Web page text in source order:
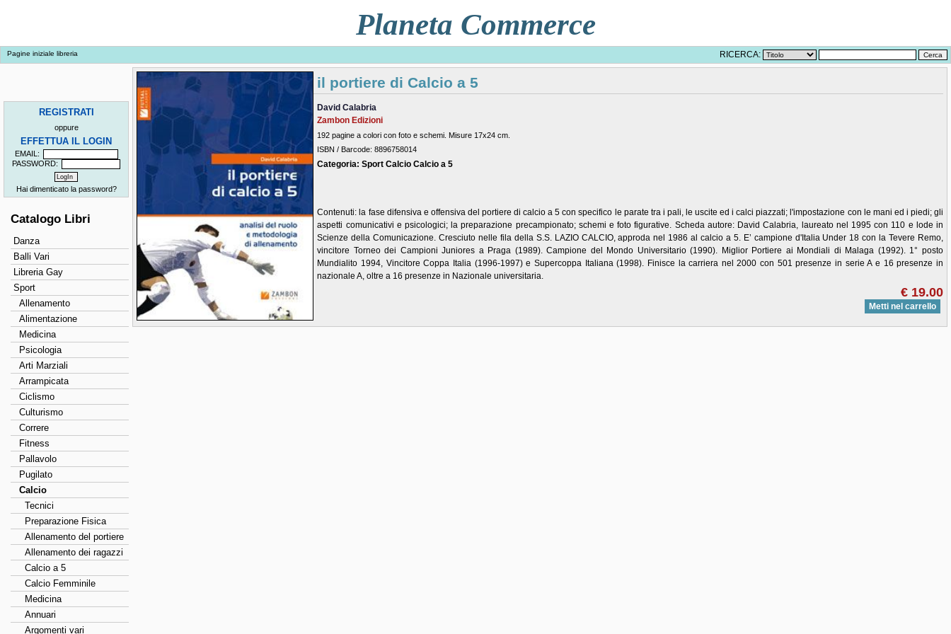
Planeta Commerce
Pagine iniziale libreria RICERCA:
il portiere di Calcio a 5
David Calabria
Zambon Edizioni
192 pagine a colori con foto e schemi. Misure 17x24 cm.
ISBN / Barcode: 8896758014
Categoria: Sport Calcio Calcio a 5
Contenuti: la fase difensiva e offensiva del portiere di calcio a 5 con specifico le parate tra i pali, le uscite ed i calci piazzati; l'impostazione con le mani ed i piedi; gli
aspetti comunicativi e psicologici; la preparazione precampionato; schemi e foto figurative. Scheda autore: David Calabria, laureato nel 1995 con 110 e lode in
Scienze della Comunicazione. Cresciuto nelle fila della S.S. LAZIO CALCIO, approda nel 1986 al calcio a 5. E’ campione d'Italia Under 18 con la Tevere Remo,
vincitore Torneo dei Campioni Juniores a Praga (1989). Campione del Mondo Universitario (1990). Miglior Portiere ai Mondiali di Malaga (1992). 1° posto
Mundialito 1994, Vincitore Coppa Italia (1996-1997) e Supercoppa Italiana (1998). Finisce la carriera nel 2000 con 501 presenze in serie A e 16 presenze in
nazionale A, oltre a 16 presenze in Nazionale universitaria.
€ 19.00
Metti nel carrello
REGISTRATI
oppure
EFFETTUA IL LOGIN
EMAIL:
PASSWORD:
Hai dimenticato la password?
Catalogo Libri
Danza
Balli Vari
Libreria Gay
Sport
Allenamento
Alimentazione
Medicina
Psicologia
Arti Marziali
Arrampicata
Ciclismo
Culturismo
Correre
Fitness
Pallavolo
Pugilato
Calcio
Tecnici
Preparazione Fisica
Allenamento del portiere
Allenamento dei ragazzi
Calcio a 5
Calcio Femminile
Medicina
Annuari
Argomenti vari